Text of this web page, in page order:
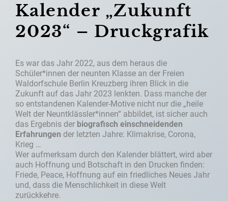
Kalender „Zukunft
2023“ – Druckgrafik
Es war das Jahr 2022, aus dem heraus die
Schüler*innen der neunten Klasse an der Freien
Waldorfschule Berlin Kreuzberg ihren Blick in die
Zukunft auf das Jahr 2023 lenkten. Dass manche der
so entstandenen Kalender-Motive nicht nur die „heile
Welt der Neuntklässler*innen“ abbildet, ist sicher auch
das Ergebnis der biografisch einschneidenden
Erfahrungen der letzten Jahre: Klimakrise, Corona,
Krieg …
Wer aufmerksam durch den Kalender blättert, wird aber
auch Hoffnung und Botschaft in den Drucken finden:
Friede, Peace, Hoffnung auf ein friedliches Neues Jahr
und, dass die Menschlichkeit in diese Welt
zurückkehre.